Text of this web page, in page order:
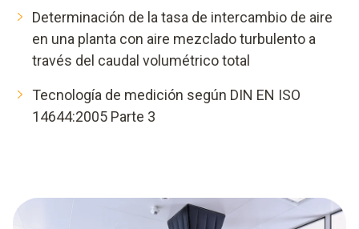
Determinación de la tasa de intercambio de aire
en una planta con aire mezclado turbulento a
través del caudal volumétrico total
Tecnología de medición según DIN EN ISO
14644:2005 Parte 3